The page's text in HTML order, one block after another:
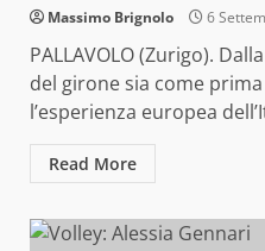
Massimo Brignolo 6
PALLAVOLO (Zurigo).
del girone sia come
l’esperienza europea
Read More